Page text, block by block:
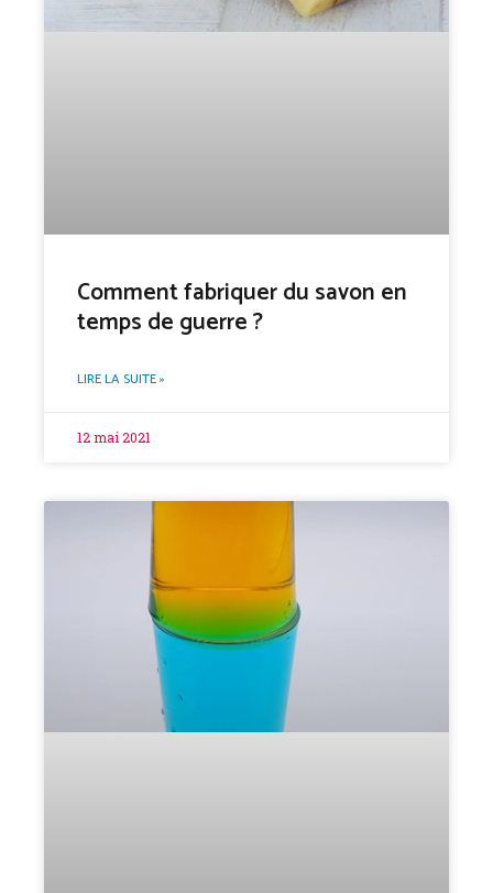
Comment fabriquer du savon en
temps de guerre ?
LIRE LA SUITE »
12 mai 2021